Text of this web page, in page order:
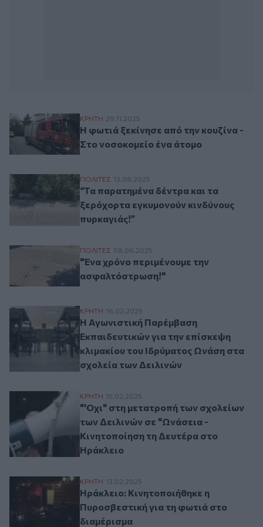
Η φωτιά ξεκίνησε από την κουζίνα - Στο
ΚΡΗΤΗ 29.11.2025
Η φωτιά ξεκίνησε από την κουζίνα -
Στο νοσοκομείο ένα άτομο
“Τα παρατημένα δέντρα και τα
ΠΟΛΙΤΕΣ 13.08.2025
“Τα παρατημένα δέντρα και τα
ξερόχορτα εγκυμονούν κινδύνους
πυρκαγιάς!”
"Ένα χρόνο περιμένουμε την
ΠΟΛΙΤΕΣ 08.06.2025
"Ένα χρόνο περιμένουμε την
ασφαλτόστρωση!"
H Αγωνιστική Παρέμβαση Εκπαιδευτικών
ΚΡΗΤΗ 16.02.2025
H Αγωνιστική Παρέμβαση
Εκπαιδευτικών για την επίσκεψη
κλιμακίου του Ιδρύματος Ωνάση στα
σχολεία των Δειλινών
"'Οχι" στη μετατροπή των σχολείων των
ΚΡΗΤΗ 15.02.2025
"'Οχι" στη μετατροπή των σχολείων
των Δειλινών σε "Ωνάσεια -
Κινητοποίηση τη Δευτέρα στο
Ηράκλειο
Ηράκλειο: Κινητοποιήθηκε η
ΚΡΗΤΗ 13.02.2025
Ηράκλειο: Κινητοποιήθηκε η
Πυροσβεστική για τη φωτιά στο
διαμέρισμα